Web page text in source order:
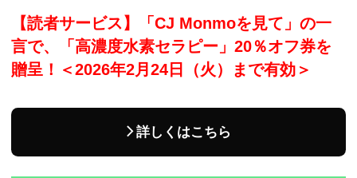
【読者サービス】「CJ Мonmoを見て」の一
言で、「高濃度水素セラピー」20％オフ券を
贈呈！＜2026年2月24日（火）まで有効＞
詳しくはこちら